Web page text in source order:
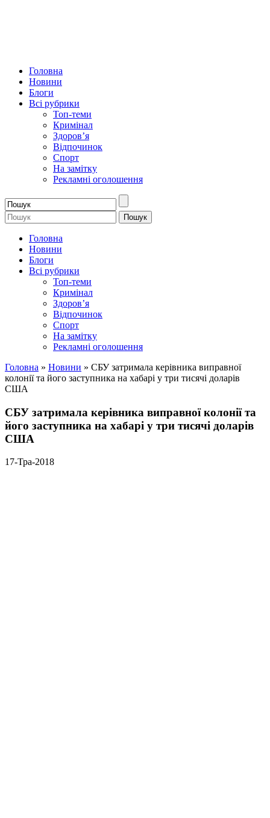
Головна
Новини
Блоги
Всі рубрики
Топ-теми
Кримінал
Здоров’я
Відпочинок
Спорт
На замітку
Рекламні оголошення
Головна
Новини
Блоги
Всі рубрики
Топ-теми
Кримінал
Здоров’я
Відпочинок
Спорт
На замітку
Рекламні оголошення
Головна » Новини » СБУ затримала керівника виправної
колонії та його заступника на хабарі у три тисячі доларів
США
СБУ затримала керівника виправної колонії та
його заступника на хабарі у три тисячі доларів
США
17-Тра-2018